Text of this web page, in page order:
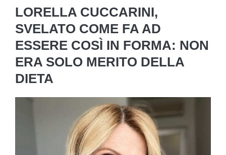
LORELLA CUCCARINI,
SVELATO COME FA AD
ESSERE COSÌ IN FORMA: NON
ERA SOLO MERITO DELLA
DIETA